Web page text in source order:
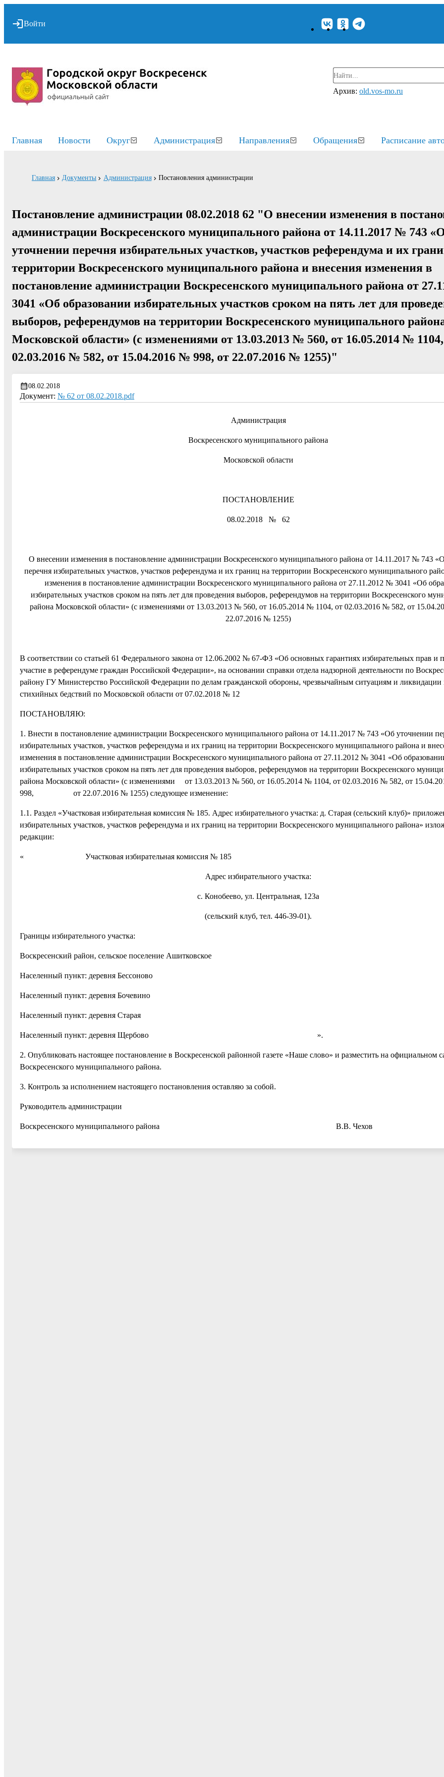
Войти
Архив: old.vos-mo.ru
Главная Новости Округ Администрация Направления Обращения Расписание
Главная Документы Администрация Постановления администрации
Постановление администрации 08.02.2018 62 "О внесении изменения в
администрации Воскресенского муниципального района от 14.11.2017 № 743
уточнении перечня избирательных участков, участков референдума и их
территории Воскресенского муниципального района и внесения изменения в
постановление администрации Воскресенского муниципального района от
3041 «Об образовании избирательных участков сроком на пять лет для
выборов, референдумов на территории Воскресенского муниципального
Московской области» (с изменениями от 13.03.2013 № 560, от 16.05.2014 №
02.03.2016 № 582, от 15.04.2016 № 998, от 22.07.2016 № 1255)"
08.02.2018
Документ: № 62 от 08.02.2018.pdf
Администрация
Воскресенского муниципального района
Московской области
ПОСТАНОВЛЕНИЕ
08.02.2018 № 62
О внесении изменения в постановление администрации Воскресенского муниципального района от 14.11.2017 № 743
перечня избирательных участков, участков референдума и их границ на территории Воскресенского муниципального
изменения в постановление администрации Воскресенского муниципального района от 27.11.2012 № 3041 «Об
избирательных участков сроком на пять лет для проведения выборов, референдумов на территории Воскресенского
района Московской области» (с изменениями от 13.03.2013 № 560, от 16.05.2014 № 1104, от 02.03.2016 № 582, от
22.07.2016 № 1255)
В соответствии со статьей 61 Федерального закона от 12.06.2002 № 67-ФЗ «Об основных гарантиях избирательных прав и
участие в референдуме граждан Российской Федерации», на основании справки отдела надзорной деятельности по
району ГУ Министерство Российской Федерации по делам гражданской обороны, чрезвычайным ситуациям и ликвидации
стихийных бедствий по Московской области от 07.02.2018 № 12
ПОСТАНОВЛЯЮ:
1. Внести в постановление администрации Воскресенского муниципального района от 14.11.2017 № 743 «Об уточнении
избирательных участков, участков референдума и их границ на территории Воскресенского муниципального района и
изменения в постановление администрации Воскресенского муниципального района от 27.11.2012 № 3041 «Об
избирательных участков сроком на пять лет для проведения выборов, референдумов на территории Воскресенского
района Московской области» (с изменениями от 13.03.2013 № 560, от 16.05.2014 № 1104, от 02.03.2016 № 582, от
998, от 22.07.2016 № 1255) следующее изменение:
1.1. Раздел «Участковая избирательная комиссия № 185. Адрес избирательного участка: д. Старая (сельский клуб)»
избирательных участков, участков референдума и их границ на территории Воскресенского муниципального района»
редакции:
« Участковая избирательная комиссия № 185
Адрес избирательного участка:
с. Конобеево, ул. Центральная, 123а
(сельский клуб, тел. 446-39-01).
Границы избирательного участка:
Воскресенский район, сельское поселение Ашитковское
Населенный пункт: деревня Бессоново
Населенный пункт: деревня Бочевино
Населенный пункт: деревня Старая
Населенный пункт: деревня Щербово ».
2. Опубликовать настоящее постановление в Воскресенской районной газете «Наше слово» и разместить на официальном
Воскресенского муниципального района.
3. Контроль за исполнением настоящего постановления оставляю за собой.
Руководитель администрации
Воскресенского муниципального района В.В. Чехов